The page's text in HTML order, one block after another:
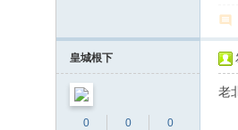
皇城根下
0
0
0
老